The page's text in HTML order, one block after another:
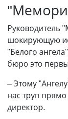
шокирующую
"Белого
бюро это
– Этому
нас труп
директор.